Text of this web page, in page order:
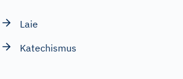
Laie
Katechismus